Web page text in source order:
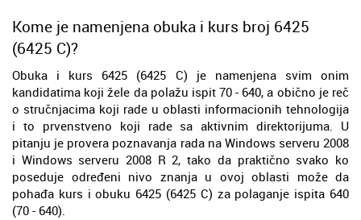
Kome je namenjena obuka i kurs broj 6425
(6425 C)?
Obuka i kurs 6425 (6425 C) je namenjena svim onim
kandidatima koji žele da polažu ispit 70 - 640, a obično je reč
o stručnjacima koji rade u oblasti informacionih tehnologija
i to prvenstveno koji rade sa aktivnim direktorijuma. U
pitanju je provera poznavanja rada na Windows serveru 2008
i Windows serveru 2008 R 2, tako da praktično svako ko
poseduje određeni nivo znanja u ovoj oblasti može da
pohađa kurs i obuku 6425 (6425 C) za polaganje ispita 640
(70 - 640).